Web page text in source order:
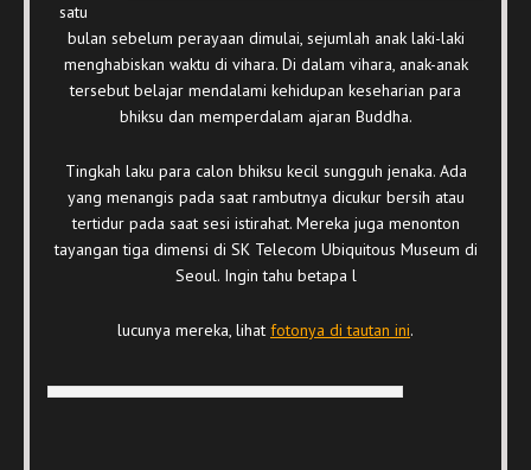
satu
bulan sebelum perayaan dimulai, sejumlah anak laki-laki
menghabiskan waktu di vihara. Di dalam vihara, anak-anak
tersebut belajar mendalami kehidupan keseharian para
bhiksu dan memperdalam ajaran Buddha.
Tingkah laku para calon bhiksu kecil sungguh jenaka. Ada
yang menangis pada saat rambutnya dicukur bersih atau
tertidur pada saat sesi istirahat. Mereka juga menonton
tayangan tiga dimensi di SK Telecom Ubiquitous Museum di
Seoul. Ingin tahu betapa l
lucunya mereka, lihat fotonya di tautan ini.